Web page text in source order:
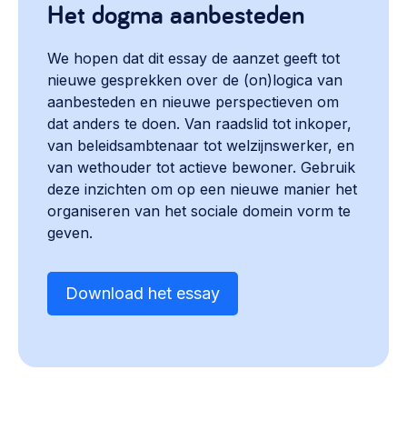
Het dogma aanbesteden
We hopen dat dit essay de aanzet geeft tot
nieuwe gesprekken over de (on)logica van
aanbesteden en nieuwe perspectieven om
dat anders te doen. Van raadslid tot inkoper,
van beleidsambtenaar tot welzijnswerker, en
van wethouder tot actieve bewoner. Gebruik
deze inzichten om op een nieuwe manier het
organiseren van het sociale domein vorm te
geven.
Download het essay